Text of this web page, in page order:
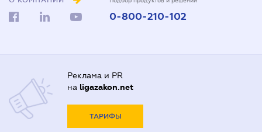
0-800-210-102
Реклама и PR
на ligazakon.net
ТАРИФЫ